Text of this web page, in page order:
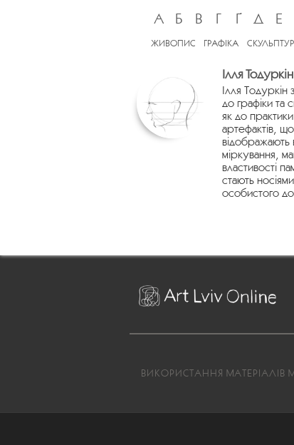
А
Б В Г Ґ Д Е
ЖИВОПИС ГРАФІКА
Ілля Тодуркін
Ілля Тодуркін
до графіки та
як до
артефактів, що
відображають
міркування,
властивості
стають носіями
особистого
ВИКОРИСТАННЯ МАТЕРІАЛІВ